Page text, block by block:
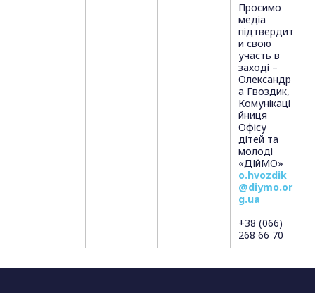
Просимо
медіа
підтвердит
и свою
участь в
заході –
Олександр
а Гвоздик,
Комунікаці
йниця
Офісу
дітей та
молоді
«ДІйМО»
o.hvozdik
@diymo.or
g.ua
+38 (066)
268 66 70